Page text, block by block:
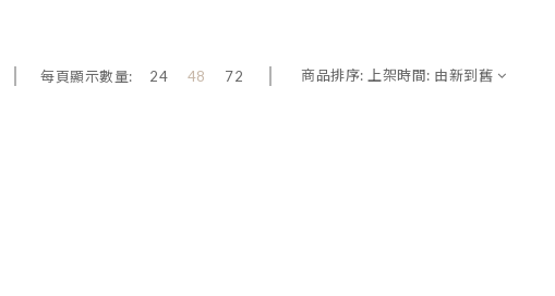
每頁顯示數量: 24 48 72 商品排序: 上架時間: 由新到舊